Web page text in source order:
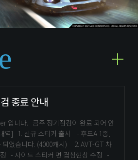
종료 안내
다. (4000캐시) 2. AVT-GT 차
량 오브젝트 일부 수정 - 사이드 스티커 면 겹침현상 수정 -